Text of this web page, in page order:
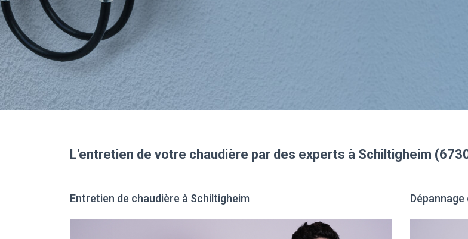
L'entretien de votre chaudière par des experts à Schiltigheim
Entretien de chaudière à Schiltigheim